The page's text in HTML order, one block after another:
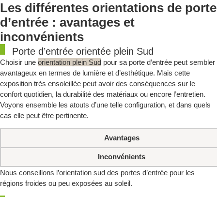
Les différentes orientations de porte
d’entrée : avantages et
inconvénients
Porte d’entrée orientée plein Sud
Choisir une orientation plein Sud pour sa porte d’entrée peut sembler
avantageux en termes de lumière et d’esthétique. Mais cette
exposition très ensoleillée peut avoir des conséquences sur le
confort quotidien, la durabilité des matériaux ou encore l’entretien.
Voyons ensemble les atouts d’une telle configuration, et dans quels
cas elle peut être pertinente.
Avantages
Inconvénients
Nous conseillons l’orientation sud des portes d’entrée pour les
régions froides ou peu exposées au soleil.